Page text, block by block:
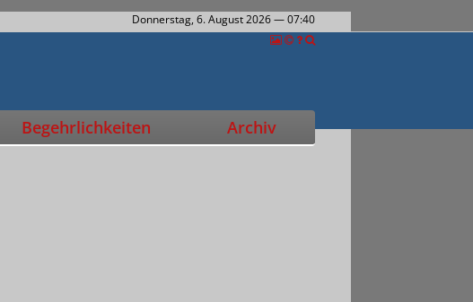
Donnerstag, 6. August 2026— 07:40
Begehrlichkeiten Archiv